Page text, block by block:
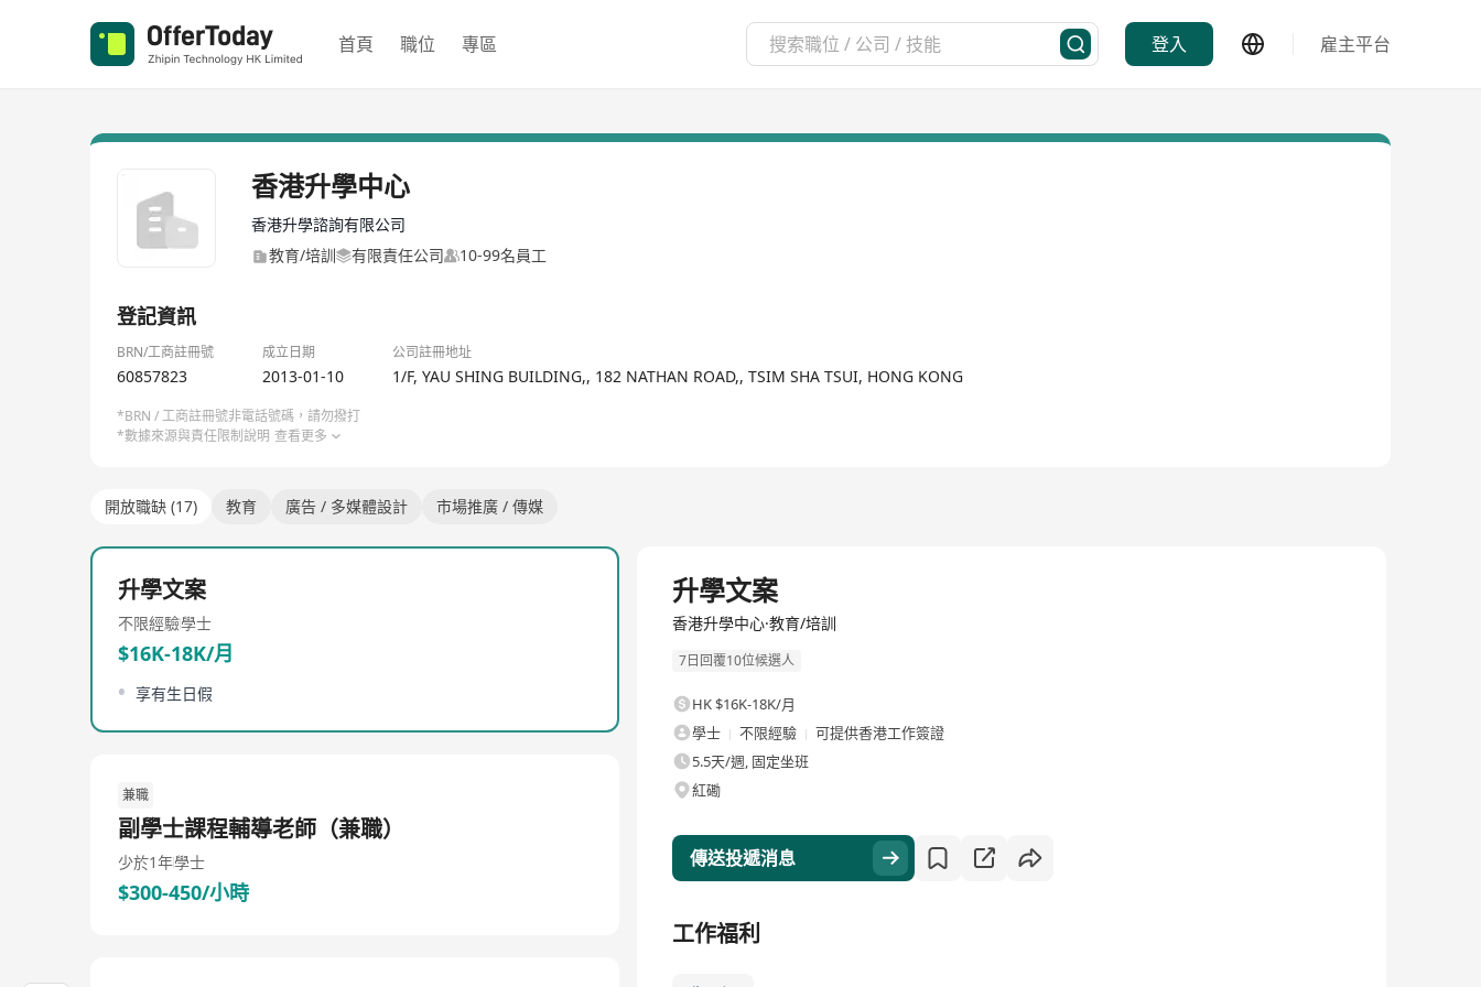
首頁 職位 專區 登入 雇主平台
香港升學中心
香港升學諮詢有限公司
教育/培訓
有限責任公司 10-99名員工
登記資訊
BRN/工商註冊號 成立日期 公司註冊地址
60857823 2013-01-10 1/F, YAU SHING BUILDING,, 182 NATHAN ROAD,, TSIM SHA TSUI, HONG KONG
*BRN / 工商註冊號非電話號碼，請勿撥打
*數據來源與責任限制說明 查看更多
開放職缺 (17) 教育 廣告 / 多媒體設計 市場推廣 / 傳媒
升學文案
不限經驗學士
$16K-18K/月
享有生日假
兼職
副學士課程輔導老師（兼職）
少於1年學士
$300-450/小時
升學文案
香港升學中心·教育/培訓
7日回覆10位候選人
HK $16K-18K/月
學士
不限經驗
可提供香港工作簽證
5.5天/週, 固定坐班
紅磡
傳送投遞消息
工作福利